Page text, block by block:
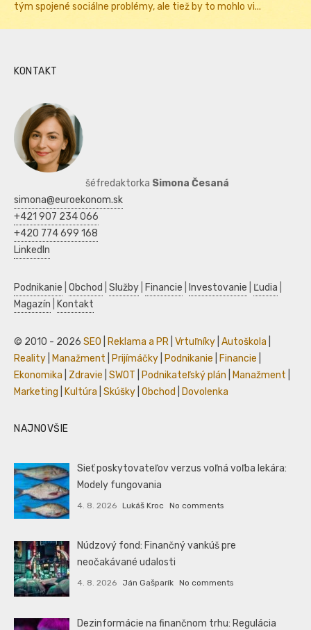
tým spojené sociálne problémy, ale tiež by to mohlo vi...
KONTAKT
šéfredaktorka Simona Česaná
simona@euroekonom.sk
+421 907 234 066
+420 774 699 168
LinkedIn
Podnikanie Obchod Služby Financie Investovanie Ľudia
Magazín
Kontakt
© 2010 - 2026 SEO Reklama a PR Vrtuľníky Autoškola
Reality
Manažment Prijímáčky Podnikanie Financie
Ekonomika
Zdravie SWOT Podnikateľský plán Manažment
Marketing
Kultúra Skúšky Obchod Dovolenka
NAJNOVŠIE
Sieť poskytovateľov verzus voľná voľba lekára:
Modely fungovania
4. 8. 2026 Lukáš Kroc No comments
Núdzový fond: Finančný vankúš pre
neočakávané udalosti
4. 8. 2026 Ján Gašparík No comments
Dezinformácie na finančnom trhu: Regulácia